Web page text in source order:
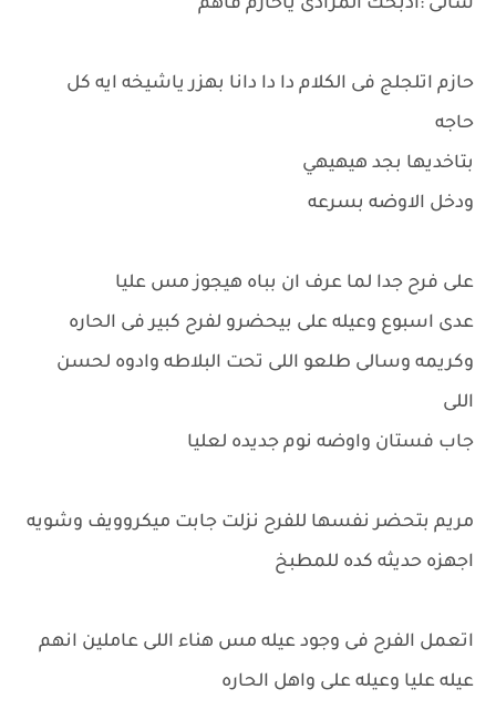
سالى :ادبحك المرادى ياحازم فاهم
حازم اتلجلج فى الكلام دا دا دانا بهزر ياشيخه ايه كل
حاجه
بتاخديها بجد هيهيهي
ودخل الاوضه بسرعه
على فرح جدا لما عرف ان بباه هيجوز مس عليا
عدى اسبوع وعيله على بيحضرو لفرح كبير فى الحاره
وكريمه وسالى طلعو اللى تحت البلاطه وادوه لحسن
اللى
جاب فستان واوضه نوم جديده لعليا
مريم بتحضر نفسها للفرح نزلت جابت ميكروويف وشويه
اجهزه حديثه كده للمطبخ
اتعمل الفرح فى وجود عيله مس هناء اللى عاملين انهم
عيله عليا وعيله على واهل الحاره